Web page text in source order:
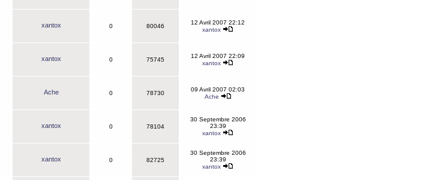
xantox 0 80046
12 Avril 2007 22:12
xantox
xantox 0 75745
12 Avril 2007 22:09
xantox
Ache 0 78730
09 Avril 2007 02:03
Ache
xantox 0 78104
30 Septembre 2006
23:39
xantox
xantox 0 82725
30 Septembre 2006
23:39
xantox